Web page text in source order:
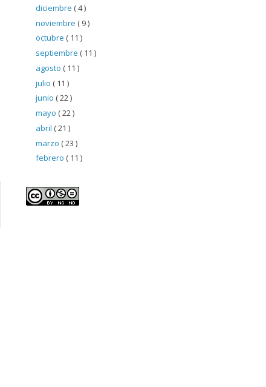
diciembre ( 4 )
noviembre ( 9 )
octubre ( 11 )
septiembre ( 11 )
agosto ( 11 )
julio ( 11 )
junio ( 22 )
mayo ( 22 )
abril ( 21 )
marzo ( 23 )
febrero ( 11 )